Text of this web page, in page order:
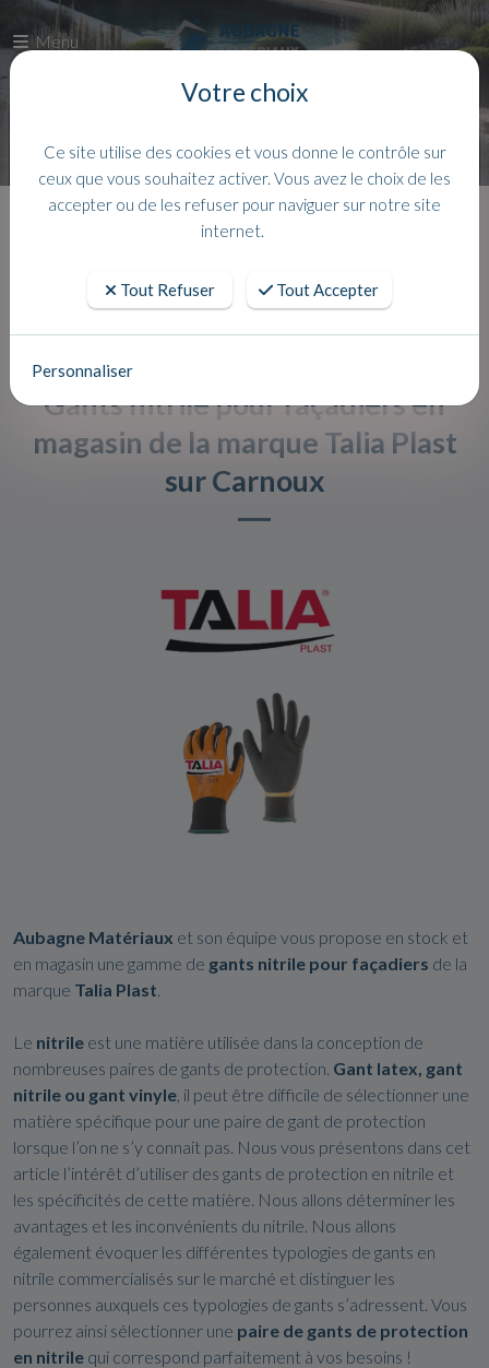
Menu
Accueil Actualites
Gants nitrile pour façadiers en
magasin de la marque Talia Plast
sur Carnoux
Aubagne Matériaux et son équipe vous propose en stock et
en magasin une gamme de gants nitrile pour façadiers de la
marque Talia Plast.
Le nitrile est une matière utilisée dans la conception de
nombreuses paires de gants de protection. Gant latex, gant
nitrile ou gant vinyle , il peut être difficile de sélectionner une
matière spécifique pour une paire de gant de protection
lorsque l’on ne s’y connait pas. Nous vous présentons dans cet
article l’intérêt d’utiliser des gants de protection en nitrile et
les spécificités de cette matière. Nous allons déterminer les
avantages et les inconvénients du nitrile. Nous allons
également évoquer les différentes typologies de gants en
nitrile commercialisés sur le marché et distinguer les
personnes auxquels ces typologies de gants s’adressent. Vous
pourrez ainsi sélectionner une paire de gants de protection
en nitrile qui correspond parfaitement à vos besoins !
Votre choix
Ce site utilise des cookies et vous donne le contrôle sur
ceux que vous souhaitez activer. Vous avez le choix de les
accepter ou de les refuser pour naviguer sur notre site
internet.
Tout Refuser Tout Accepter
Personnaliser